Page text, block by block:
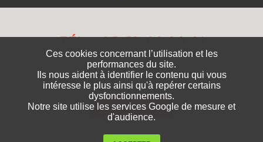
Tél. : 05 53 66 39 21
"Le Bourg" 47360 Lusignan-Petit
Rejoignez-nous sur Facebook
CONTACTEZ-NOUS
Ces cookies concernant l’utilisation et les
performances du site.
Ils nous aident à identifier le contenu qui vous
intéresse le plus ainsi qu'à repérer certains
dysfonctionnements.
Notre site utilise les services Google de mesure et
d'audience.